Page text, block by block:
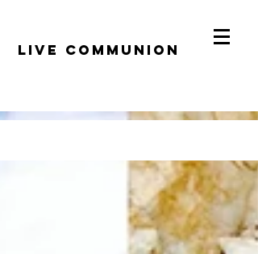
​LiVE COMMUNION